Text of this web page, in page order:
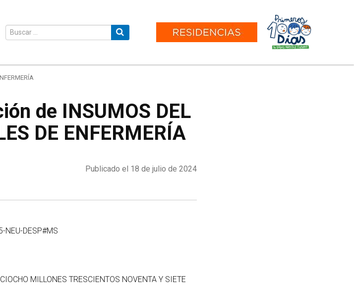
de INSUMOS DEL
DE ENFERMERÍA
Twitter Publicado el 18 de julio de 2024
NEU-DESP#MS
MILLONES TRESCIENTOS NOVENTA Y SIETE